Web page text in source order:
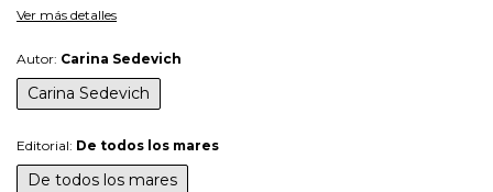
Ver más detalles
Autor: Carina Sedevich
Carina Sedevich
Editorial: De todos los mares
De todos los mares